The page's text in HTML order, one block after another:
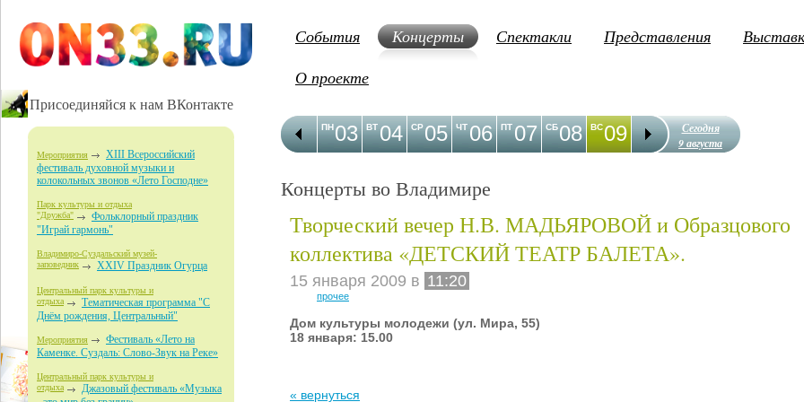
Присоединяйся к нам ВКонтакте
Мероприятия
XIII Всероссийский
фестиваль духовной музыки и
колокольных звонов «Лето Господне»
Парк культуры и отдыха
"Дружба"
Фольклорный праздник
"Играй гармонь"
Владимиро-Суздальский музей-
заповедник XXIV Праздник Огурца
Центральный парк культуры и
отдыха
Тематическая программа "С
Днём рождения, Центральный"
Мероприятия
Фестиваль «Лето на
Каменке. Суздаль: Слово-Звук на Реке»
Центральный парк культуры и
отдыха
Джазовый фестиваль «Музыка
События Концерты Спектакли Представления
О проекте
03
ПН 04
ВТ 05
СР 06
ЧТ 07
ПТ 08
СБ 09
ВС 10
ПН 11
ВТ 12
СР
Сегодня
9 августа
Концерты во Владимире
Творческий вечер Н.В. МАДЬЯРОВОЙ и Образцового
коллектива «ДЕТСКИЙ ТЕАТР БАЛЕТА».
15 января 2009 в 11:20
прочее
Дом культуры молодежи (ул. Мира, 55)
18 января: 15.00
« вернуться